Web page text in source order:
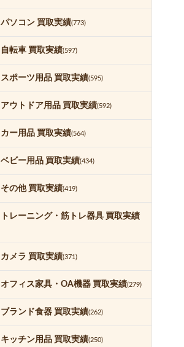
パソコン 買取実績(773)
自転車 買取実績(597)
スポーツ用品 買取実績(595)
アウトドア用品 買取実績(592)
カー用品 買取実績(564)
ベビー用品 買取実績(434)
その他 買取実績(419)
トレーニング・筋トレ器具 買取実績
カメラ 買取実績(371)
オフィス家具・OA機器 買取実績(279)
ブランド食器 買取実績(262)
キッチン用品 買取実績(250)